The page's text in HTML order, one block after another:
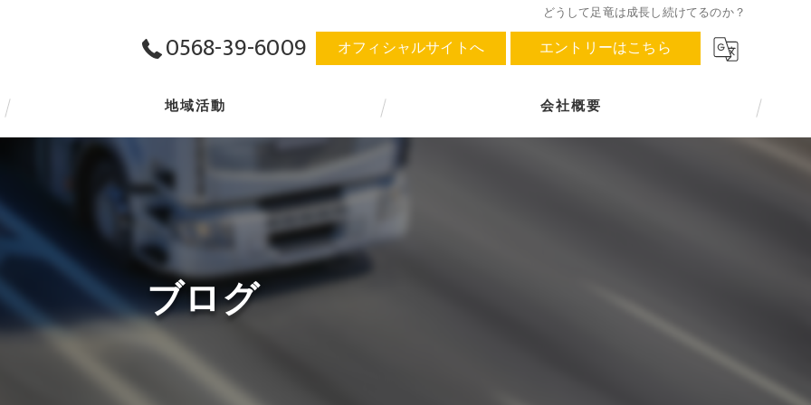
どうして足竜は成長し続けてるのか？
0568-39-6009 オフィシャルサイトへ エントリーはこちら
地域活動 会社概要
ブログ